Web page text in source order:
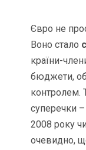
Євро не
Воно стало
країни-
бюджети,
контролем.
суперечки
2008 року
очевидно,